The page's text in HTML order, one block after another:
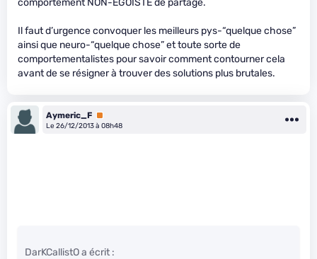
comportement NON-EGOISTE de partage.
Il faut d’urgence convoquer les meilleurs pys-“quelque chose”
ainsi que neuro-“quelque chose” et toute sorte de
comportementalistes pour savoir comment contourner cela
avant de se résigner à trouver des solutions plus brutales.
Aymeric_F Premium
Le 26/12/2013 à 08h48
DarKCallistO a écrit :